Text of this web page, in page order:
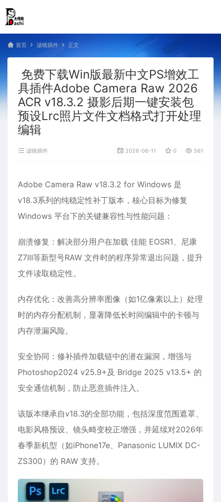
首页 滤镜插件 正文
免费下载Win版最新中文PS增效工
具插件Adobe Camera Raw 2026
ACR v18.3.2 摄影后期一键安装包
预设Lrc照片文件文档格式打开处理
编辑
滤镜插件 2026-06-11 0 561
Adobe Camera Raw v18.3.2 for Windows 是
v18.3系列的纯稳定性补丁版本，核心目标为修复
Windows 平台下的关键兼容性与性能问题：
崩溃修复‌：解决部分用户在加载 ‌佳能 EOSR1‌、‌尼康
Z7III‌等新型号RAW 文件时的程序异常退出问题，提升
文件读取稳定性。
内存优化‌：改善高分辨率图像（如1亿像素以上）处理
时的内存分配机制，显著降低长时间编辑中的卡顿与
内存泄漏风险。
安全协同‌：修补插件加载链中的潜在漏洞，增强与
Photoshop2024 v25.9+‌及 ‌Bridge 2025 v13.5+‌ 的
安全通信机制，防止恶意插件注入。
该版本继承自v18.3的全部功能，包括‌深度范围遮罩‌、‌
电影风格预设‌、‌镜头畸变校正增强‌，并延续对2026年
春季新机型（如iPhone17e、Panasonic LUMIX DC-
ZS300）的 RAW 支持。